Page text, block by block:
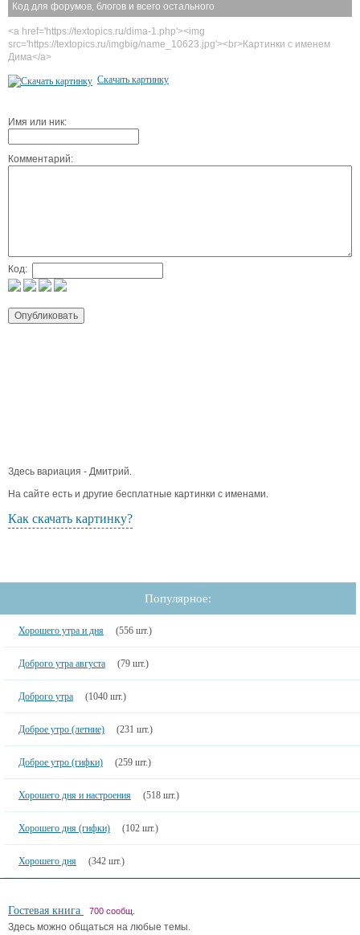
Код для форумов, блогов и всего остального
<a href='https://textopics.ru/dima-1.php'><img
src='https://textopics.ru/imgbig/name_10623.jpg'><br>Картинки с именем
Дима</a>
Скачать картинку
Имя или ник:
Комментарий:
Код:
Здесь вариация - Дмитрий.
На сайте есть и другие бесплатные картинки с именами.
Как скачать картинку?
Популярное:
Хорошего утра и дня (556 шт.)
Доброго утра августа (79 шт.)
Доброго утра (1040 шт.)
Доброе утро (летние) (231 шт.)
Доброе утро (гифки) (259 шт.)
Хорошего дня и настроения (518 шт.)
Хорошего дня (гифки) (102 шт.)
Хорошего дня (342 шт.)
Гостевая книга 700 сообщ.
Здесь можно общаться на любые темы.